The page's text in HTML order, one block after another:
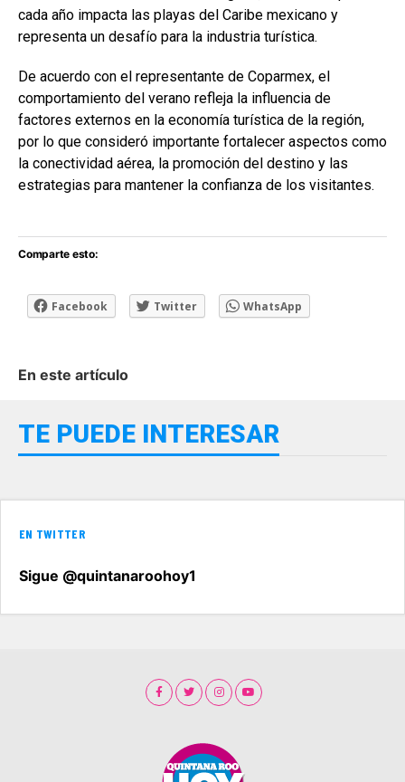
cada año impacta las playas del Caribe mexicano y
representa un desafío para la industria turística.
De acuerdo con el representante de Coparmex, el
comportamiento del verano refleja la influencia de
factores externos en la economía turística de la región,
por lo que consideró importante fortalecer aspectos como
la conectividad aérea, la promoción del destino y las
estrategias para mantener la confianza de los visitantes.
Comparte esto:
Facebook Twitter WhatsApp
En este artículo
TE PUEDE INTERESAR
EN TWITTER
Sigue @quintanaroohoy1